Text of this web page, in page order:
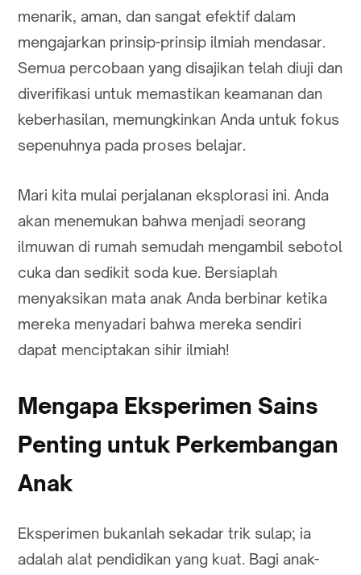
menarik, aman, dan sangat efektif dalam
mengajarkan prinsip-prinsip ilmiah mendasar.
Semua percobaan yang disajikan telah diuji dan
diverifikasi untuk memastikan keamanan dan
keberhasilan, memungkinkan Anda untuk fokus
sepenuhnya pada proses belajar.
Mari kita mulai perjalanan eksplorasi ini. Anda
akan menemukan bahwa menjadi seorang
ilmuwan di rumah semudah mengambil sebotol
cuka dan sedikit soda kue. Bersiaplah
menyaksikan mata anak Anda berbinar ketika
mereka menyadari bahwa mereka sendiri
dapat menciptakan sihir ilmiah!
Mengapa Eksperimen Sains
Penting untuk Perkembangan
Anak
Eksperimen bukanlah sekadar trik sulap; ia
adalah alat pendidikan yang kuat. Bagi anak-